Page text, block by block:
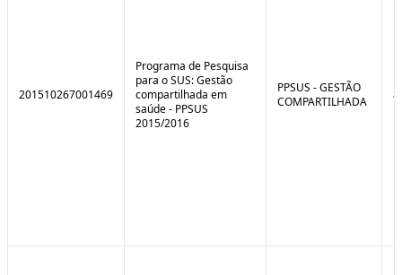
201510267001469
Programa de Pesquisa
para o SUS: Gestão
compartilhada em
saúde - PPSUS
2015/2016
PPSUS - GESTÃO
COMPARTILHADA